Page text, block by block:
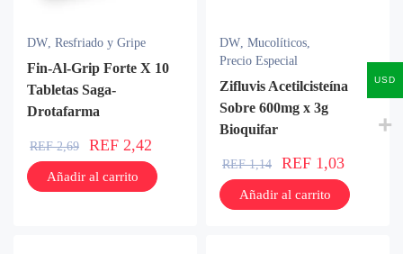
DW, Resfriado y Gripe
Fin-Al-Grip Forte X 10
Tabletas Saga-
Drotafarma
REF2,69 REF 2,42
Añadir al carrito
DW, Mucolíticos,
Precio Especial
Zifluvis Acetilcisteína
Sobre 600mg x 3g
Bioquifar
REF1,14 REF 1,03
Añadir al carrito
USD